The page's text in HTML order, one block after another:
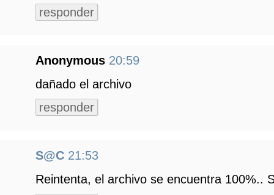
responder
Anonymous 20:59
dañado el archivo
responder
S@C 21:53
Reintenta, el archivo se encuentra 100%..